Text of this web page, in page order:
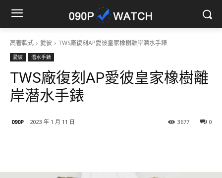
高奢款式 愛彼 TWS廠復刻AP愛彼皇家橡樹離岸潜水手錶
愛彼 潛水手錶
TWS廠復刻AP愛彼皇家橡樹離
岸潜水手錶
090P 2023 年 1 月 11 日 0
3677